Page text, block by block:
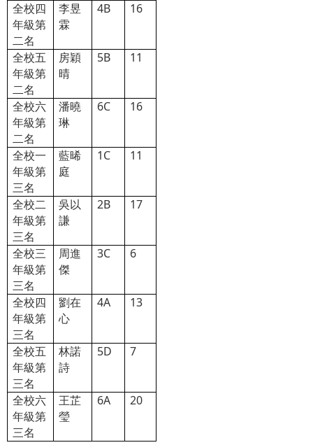
全校四
年級第
二名
李昱
霖
4B 16
全校五
年級第
二名
房穎
晴
5B 11
全校六
年級第
二名
潘曉
琳
6C 16
全校一
年級第
三名
藍晞
庭
1C 11
全校二
年級第
三名
吳以
謙
2B 17
全校三
年級第
三名
周進
傑
3C 6
全校四
年級第
三名
劉在
心
4A 13
全校五
年級第
三名
林諾
詩
5D 7
全校六
年級第
三名
王芷
瑩
6A 20